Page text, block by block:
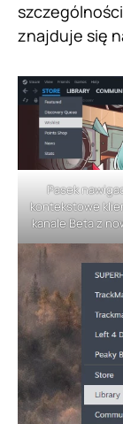
znajduje się
Pasek
kontekstowe
kanale Beta z